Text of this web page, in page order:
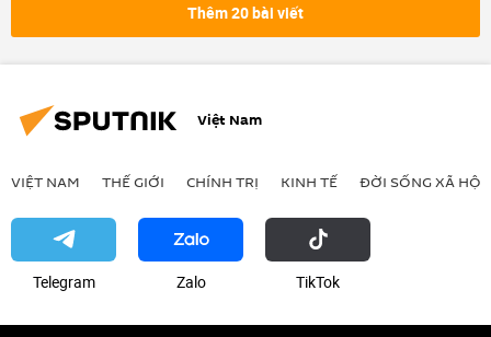
xung đột quân sự
Bộ Quốc phòng Nga
Sergei Shoigu
lực lượng vũ trang Nga
Thêm 20 bài viết
Việt Nam
VIỆT NAM THẾ GIỚI CHÍNH TRỊ KINH TẾ ĐỜI SỐNG XÃ HỘI
Telegram Zalo ТikТоk